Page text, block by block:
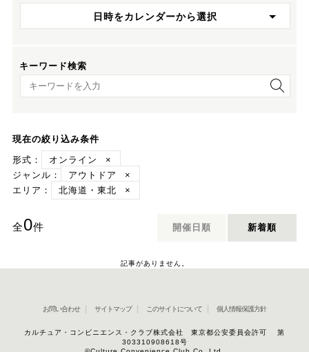
日時をカレンダーから選択
キーワード検索
キーワード検索
現在の絞り込み条件
形式：
オンライン
×
ジャンル：
アウトドア
×
エリア：
北海道・東北 ×
全0件 開催日順 新着順
記事がありません。
お問い合わせ サイトマップ このサイトについて 個人情報保護方針
カルチュア・コンビニエンス・クラブ株式会社 東京都公安委員会許可 第
303310908618号